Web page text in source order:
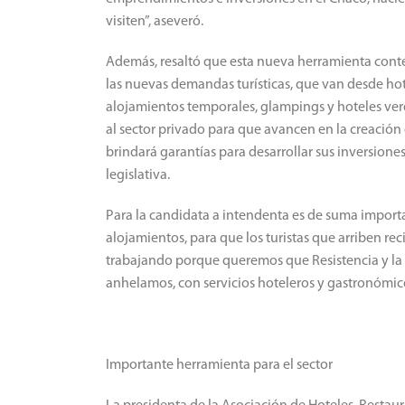
visiten”, aseveró.
Además, resaltó que esta nueva herramienta
las nuevas demandas turísticas, que van desde
alojamientos temporales, glampings y hoteles
al sector privado para que avancen en la
brindará garantías para desarrollar sus
legislativa.
Para la candidata a intendenta es de suma
alojamientos, para que los turistas que arriben
trabajando porque queremos que Resistencia y
anhelamos, con servicios hoteleros y
Importante herramienta para el sector